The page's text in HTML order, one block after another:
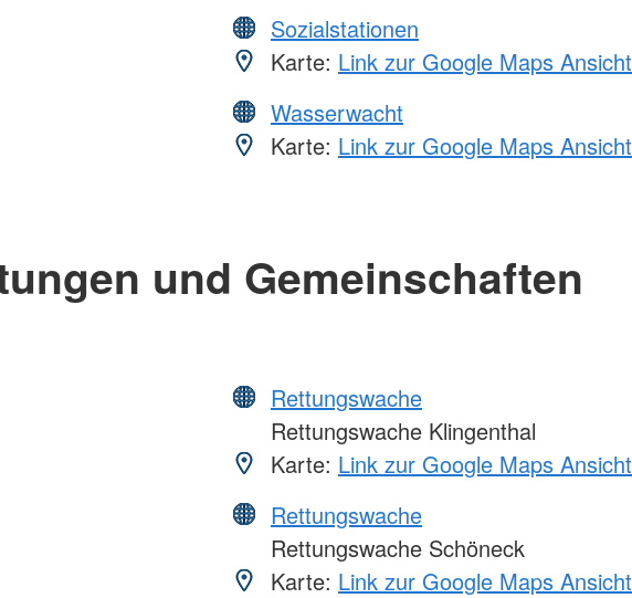
Sozialstationen
Karte: Link zur Google Maps Ansicht
Wasserwacht
Karte: Link zur Google Maps Ansicht
und Gemeinschaften
Rettungswache
Rettungswache Klingenthal
Karte: Link zur Google Maps Ansicht
Rettungswache
Rettungswache Schöneck
Karte: Link zur Google Maps Ansicht